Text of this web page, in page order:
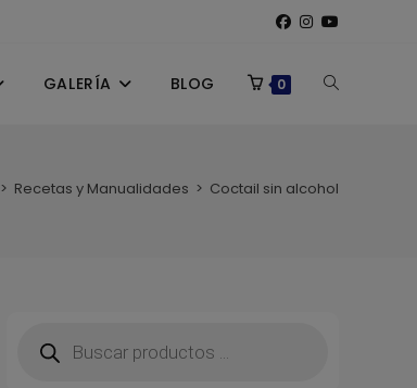
GALERÍA BLOG 0 ALTERNAR
> Recetas y Manualidades > Coctail sin alcohol
productos